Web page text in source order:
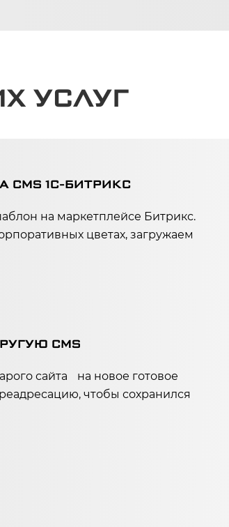
УСЛУГ
1C-БИТРИКС
на маркетплейсе Битрикс.
цветах, загружаем
CMS
сайта на новое готовое
чтобы сохранился